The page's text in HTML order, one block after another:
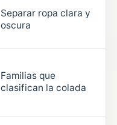
Separar ropa clara y
oscura
Familias que
clasifican la colada